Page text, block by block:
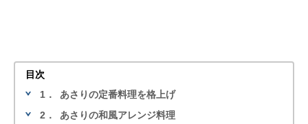
目次
1．
あさりの定番料理を格上げ
2．
あさりの和風アレンジ料理